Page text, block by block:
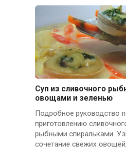
Суп из сливочного
овощами и зеленью
Подробное руководство
приготовлению
рыбными спиральками.
сочетание свежих